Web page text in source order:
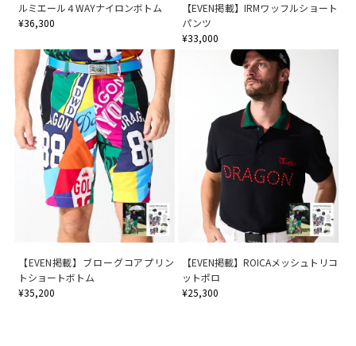
ルミエール４WAYナイロンボトム
¥36,300
【EVEN掲載】IRMワッフルショート
パンツ
¥33,000
【EVEN掲載】ブローグコアプリン
トショートボトム
¥35,200
【EVEN掲載】ROICAメッシュトリコ
ットポロ
¥25,300